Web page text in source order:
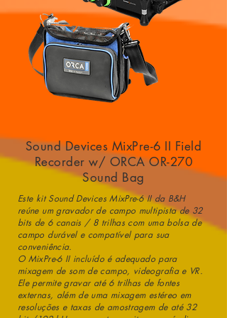
Sound Devices MixPre-6 II Field
Recorder w/ ORCA OR-270
Sound Bag
Este kit Sound Devices MixPre-6 II da B&H
reúne um gravador de campo multipista de 32
bits de 6 canais / 8 trilhas com uma bolsa de
campo durável e compatível para sua
conveniência.
O MixPre-6 II incluído é adequado para
mixagem de som de campo, videografia e VR.
Ele permite gravar até 6 trilhas de fontes
externas, além de uma mixagem estéreo em
resoluções e taxas de amostragem de até 32